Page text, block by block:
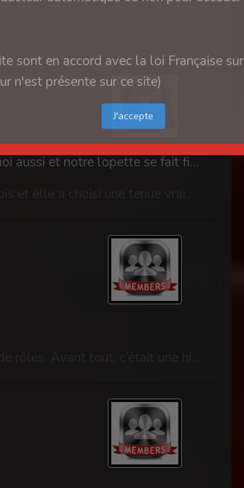
Mon voisin devient un vrai lopette et ma femme bi moi aussi et notre lopette se fait fister
sont en accord avec la loi Française sur
n'est présente sur ce site)